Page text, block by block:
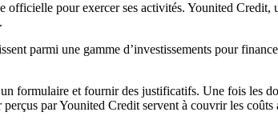
officielle pour exercer ses activités. Younited Credit,
parmi une gamme d’investissements pour
formulaire et fournir des justificatifs. Une fois les
par Younited Credit servent à couvrir les coûts